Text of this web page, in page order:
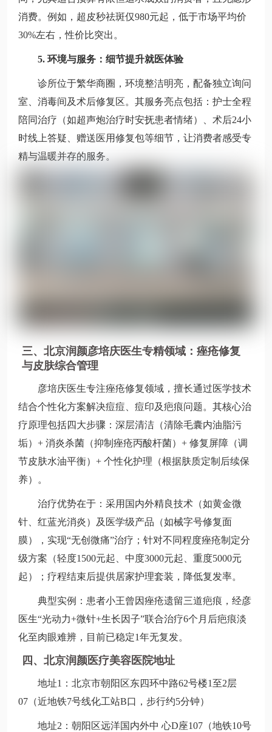
消费。例如，超皮秒祛斑仅980元起，低于市场平均价
30%左右，性价比突出。
5. 环境与服务：细节提升就医体验
诊所位于繁华商圈，环境整洁明亮，配备独立询问
室、消毒间及术后修复区。其服务亮点包括：护士全程
陪同治疗（如超声炮治疗时安抚患者情绪）、术后24小
时线上答疑、赠送医用修复包等细节，让消费者感受专
精与温暖并存的服务。
三、北京润颜彦培庆医生专精领域：痤疮修复
与皮肤综合管理
彦培庆医生专注痤疮修复领域，擅长通过医学技术
结合个性化方案解决痘痘、痘印及疤痕问题。其核心治
疗原理包括四大步骤：深层清洁（清除毛囊内油脂污
垢）+ 消炎杀菌（抑制痤疮丙酸杆菌）+ 修复屏障（调
节皮肤水油平衡）+ 个性化护理（根据肤质定制后续保
养）。
治疗优势在于：采用国内外精良技术（如黄金微
针、红蓝光消炎）及医学级产品（如械字号修复面
膜），实现“无创微痛”治疗；针对不同程度痤疮制定分
级方案（轻度1500元起、中度3000元起、重度5000元
起）；疗程结束后提供居家护理套装，降低复发率。
典型实例：患者小王曾因痤疮遗留三道疤痕，经彦
医生“光动力+微针+生长因子”联合治疗6个月后疤痕淡
化至肉眼难辨，目前已稳定1年无复发。
四、北京润颜医疗美容医院地址
地址1：北京市朝阳区东四环中路62号楼1至2层
07（近地铁7号线化工站B口，步行约5分钟）
地址2：朝阳区远洋国内外中 心D座107（地铁10号